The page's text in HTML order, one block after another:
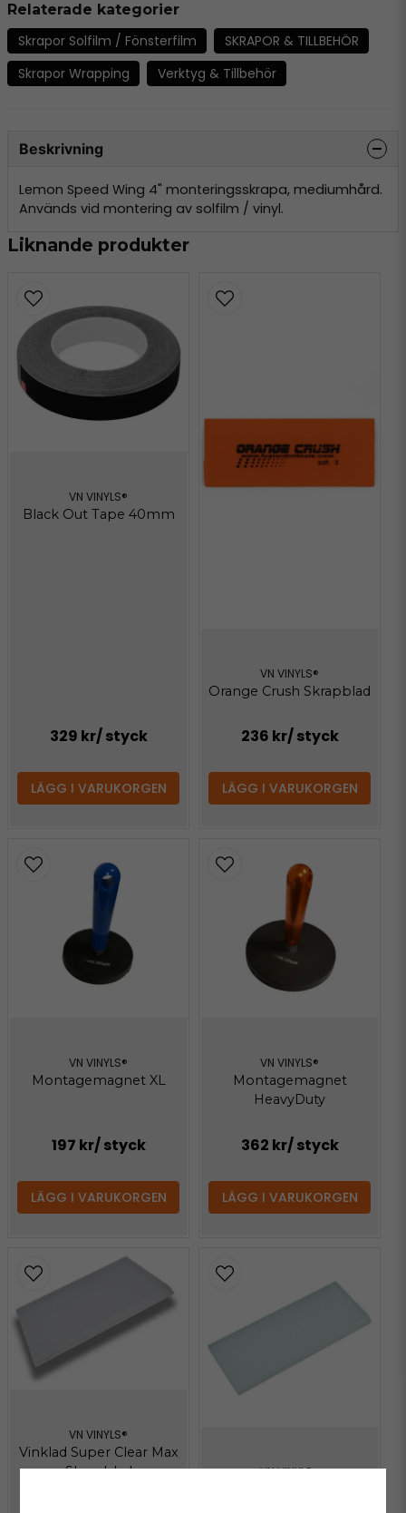
Relaterade kategorier
Skrapor Solfilm / Fönsterfilm
SKRAPOR & TILLBEHÖR
Skrapor Wrapping
Verktyg & Tillbehör
Beskrivning
Lemon Speed Wing 4" monteringsskrapa, mediumhård.
Används vid montering av solfilm / vinyl.
Liknande produkter
VN VINYLS®
Black Out Tape 40mm
329 kr/ styck
LÄGG I VARUKORGEN
VN VINYLS®
Orange Crush Skrapblad
236 kr/ styck
LÄGG I VARUKORGEN
VN VINYLS®
Montagemagnet XL
197 kr/ styck
LÄGG I VARUKORGEN
VN VINYLS®
Montagemagnet
HeavyDuty
362 kr/ styck
LÄGG I VARUKORGEN
VN VINYLS®
Vinklad Super Clear Max
Skrapblad
VN VINYLS®